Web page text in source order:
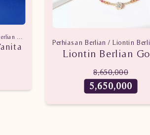
Liontin Berlian
8,650,000
5,650,000